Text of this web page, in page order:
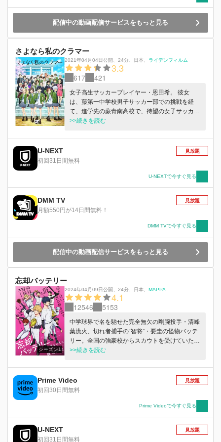
配信中の動画配信サービスをもっと見る
さよなら私のクラマー
2021年04月04日公開 24分 日本 ライデンフィルム
3.3
617 421
女子高生サッカープレイヤー・恩田希。 彼女
は、藤第一中学校男子サッカー部での挑戦を経
て、進学先の蕨青南高校で、待望の女子サッカー
部へ入部する。 でも、そこは“ずっと地方大会止
性派の新入部員がそろう。 俊足のウィング・周
防すみれや、中学生全国3位のボランチ・曽志崎
緑、コーチには元日本代表のレジェンド・能見奈
練習試合をセッティングする。 その相手は、高
校日本一の久乃木学園！ 次々に現れる強豪チー
ムを前に、蕨青南は仲間と共に立ち向かっていく
──！ ひとりぼっちでも、 理解されなくても、
男子と比べられても、 心底、サッカーが好きだ
から。 出会うべくして出会った、純真のイレブ
達は、女子サッカーの未来<フィールド>を駆け抜
ける！
>>続きを読む
U-NEXT
初回31日間無料
見放題
U-NEXTで今すぐ見る
DMM TV
月額550円が14日間無料！
見放題
DMM TVで今すぐ見る
配信中の動画配信サービスをもっと見る
忘却バッテリー
シーズン1
2024年04月09日公開 24分 日本 MAPPA
4.1
12546 5153
中学球界で名を馳せた完全無欠の剛腕投手・清峰
葉流火、切れ者捕手の“智将”・要圭の怪物バッテ
リー。全国の強豪校からスカウトを受けていた彼
らが進学したのは何故か野球無名校の東京都立小
する知識も失っていた。 そしてかつて彼らに敗
れ散り野球から遠ざかっていた天才たちも、偶然
同じ高校に入学しており…。 巡り合い、再び動
>>続きを読む
Prime Video
初回30日間無料
見放題
Prime Videoで今すぐ見る
U-NEXT
初回31日間無料
見放題